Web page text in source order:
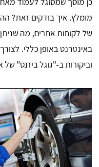
מומלץ. איך בודקים זאת?
של לקוחות אחרים, מה שניתן
באינטרנט באופן כללי.
וביקורות ב-"גוגל ביזנס" של